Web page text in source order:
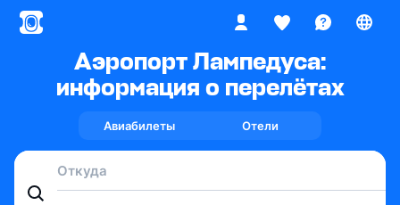
Аэропорт Лампедуса:
информация о перелётах
Авиабилеты Отели